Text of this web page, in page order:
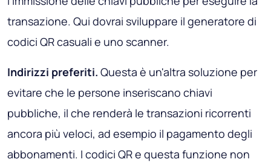
transazione. Qui dovrai sviluppare il generatore di
codici QR casuali e uno scanner.
Indirizzi preferiti. Questa è un'altra soluzione per
evitare che le persone inseriscano chiavi
pubbliche, il che renderà le transazioni ricorrenti
ancora più veloci, ad esempio il pagamento degli
abbonamenti. I codici QR e questa funzione non